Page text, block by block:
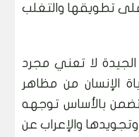
تطويقها والتغلب
الجيدة لا تعني مجرد
الإنسان من مظاهر
تتضمن بالأساس توجهه
والإعراب عن